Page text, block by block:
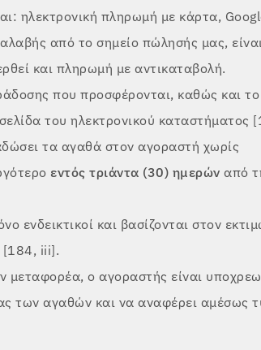
ηλεκτρονική πληρωμή με κάρτα,
από το σημείο πώλησής μας,
και πληρωμή με αντικαταβολή.
που προσφέρονται, καθώς και το
του ηλεκτρονικού καταστήματος
τα αγαθά στον αγοραστή χωρίς
εντός τριάντα (30) ημερών από
ενδεικτικοί και βασίζονται στον
[184, iii].
ο αγοραστής είναι
των αγαθών και να αναφέρει αμέσως